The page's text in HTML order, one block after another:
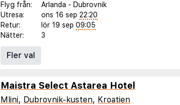
Flyg från: Arlanda - Dubrovnik
Utresa:
ons 16 sep 22:20
Retur:
lör 19 sep 09:05
Nätter:
3
Fler val
Maistra Select Astarea Hotel
Mlini, Dubrovnik-kusten, Kroatien